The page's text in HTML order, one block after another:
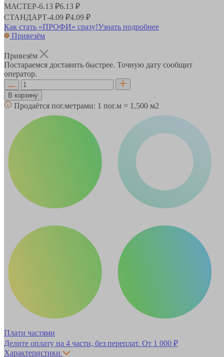
МАСТЕР-6.13 ₽6.13 ₽
СТАНДАРТ-4.09 ₽4.09 ₽
Как стать «ПРОФИ» сразу!Узнать подробнее
Привезём
Привезём
Постараемся доставить быстрее. Точную дату сообщит
оператор.
В корзину
Продаётся пог.метрами: 1 пог.м = 1,500 м2
Плати частями
Делите оплату на 4 части, без переплат. От 1 000 ₽
Характеристики